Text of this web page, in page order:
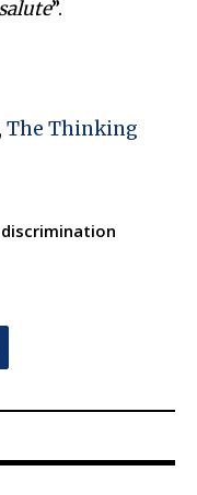
”.
The Thinking
discrimination